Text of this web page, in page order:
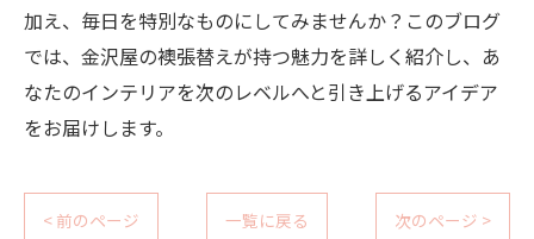
加え、毎日を特別なものにしてみませんか？このブログ
では、金沢屋の襖張替えが持つ魅力を詳しく紹介し、あ
なたのインテリアを次のレベルへと引き上げるアイデア
をお届けします。
< 前のページ 一覧に戻る 次のページ >